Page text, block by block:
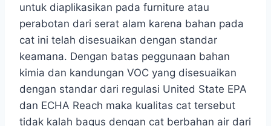
untuk diaplikasikan pada furniture atau
perabotan dari serat alam karena bahan pada
cat ini telah disesuaikan dengan standar
keamana. Dengan batas peggunaan bahan
kimia dan kandungan VOC yang disesuaikan
dengan standar dari regulasi United State EPA
dan ECHA Reach maka kualitas cat tersebut
tidak kalah bagus dengan cat berbahan air dari